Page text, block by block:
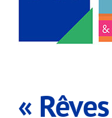
«